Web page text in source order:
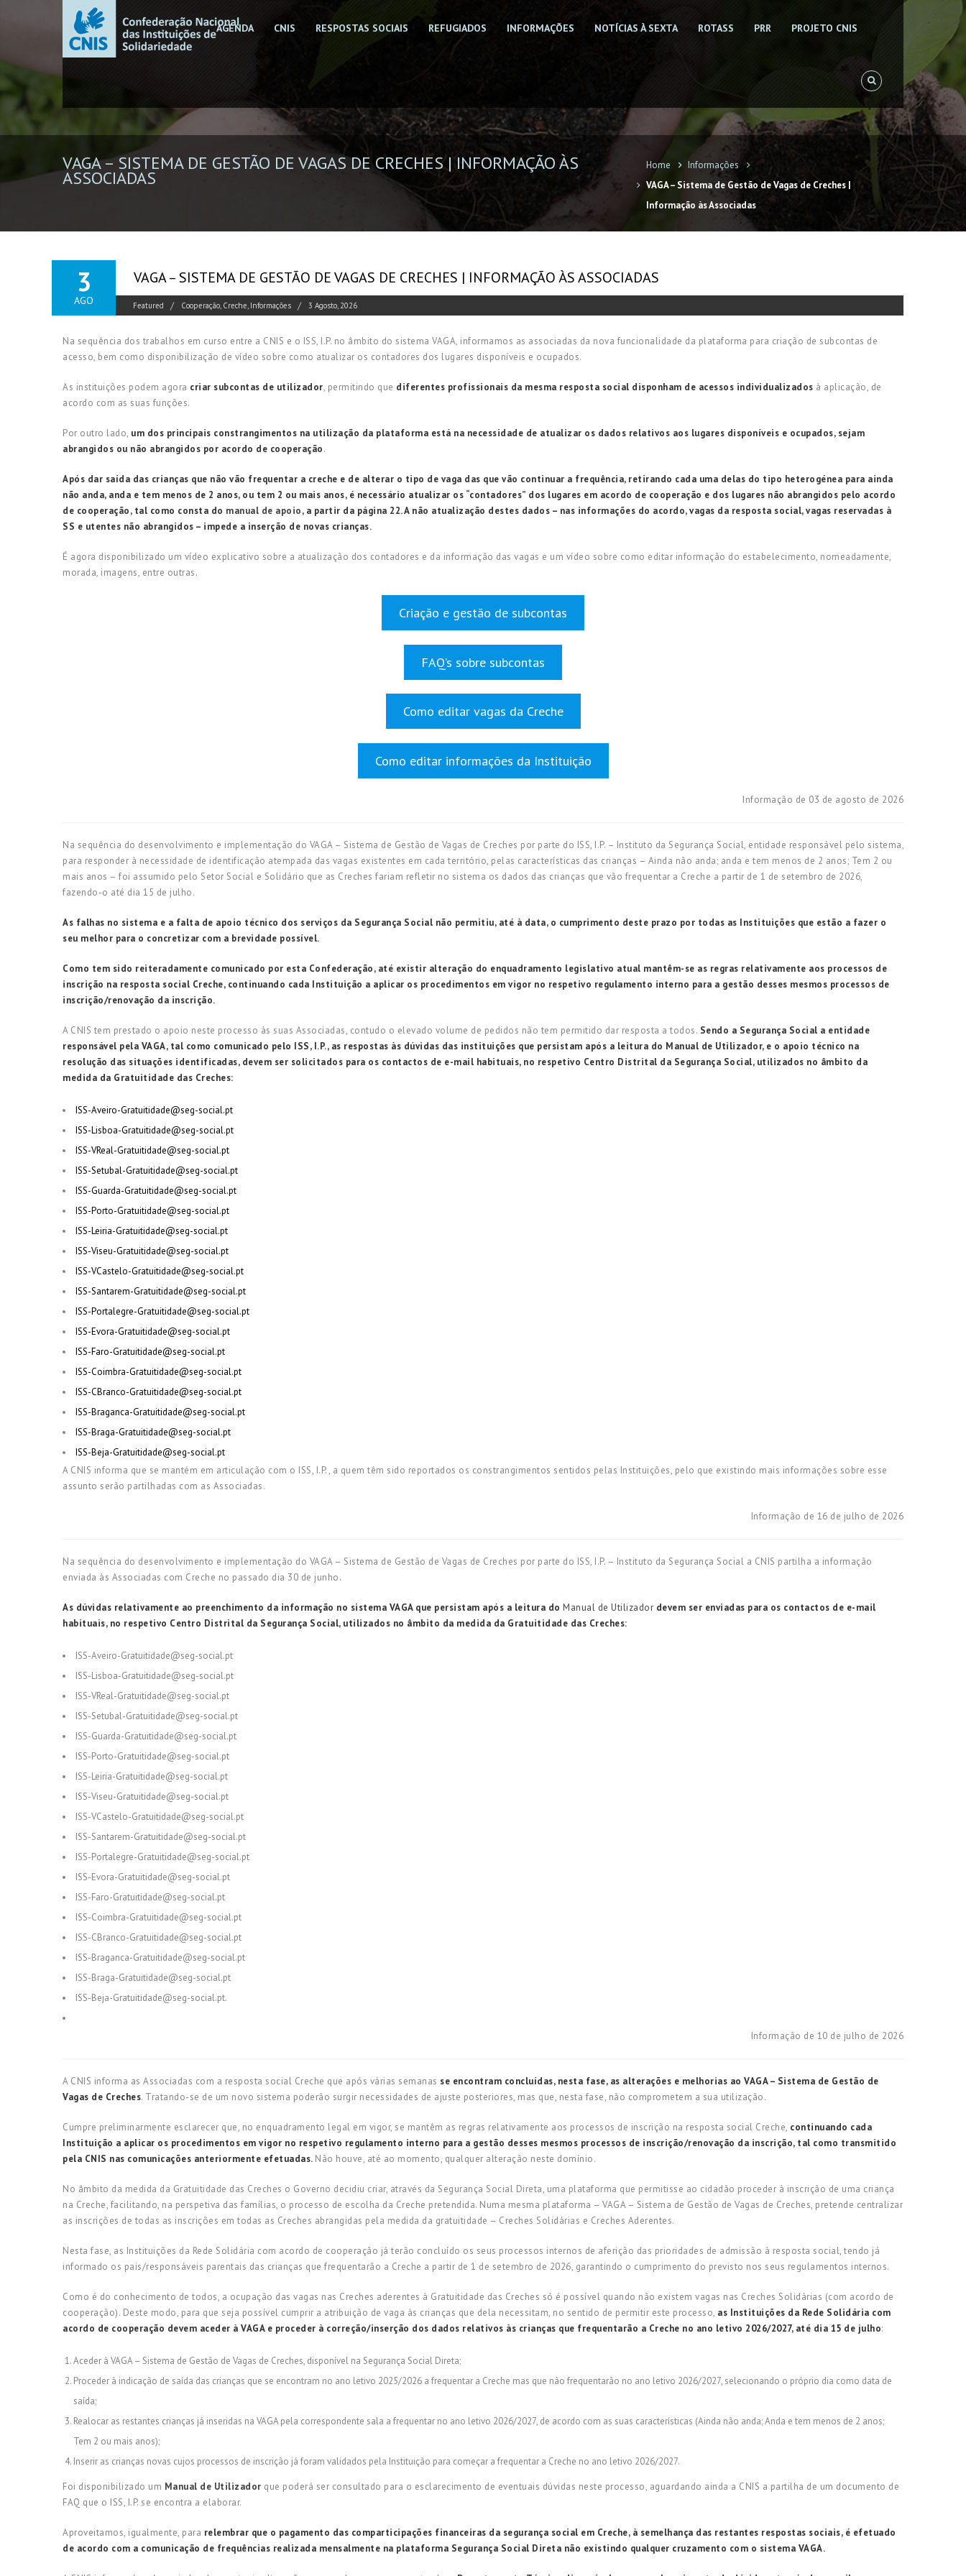
AGENDA CNIS RESPOSTAS SOCIAIS REFUGIADOS INFORMAÇÕES NOTÍCIAS À SEXTA ROTASS PRR PROJETO CNIS
VAGA – SISTEMA DE GESTÃO DE VAGAS DE CRECHES | INFORMAÇÃO ÀS
ASSOCIADAS
Home
Informações
VAGA – Sistema de Gestão de Vagas de Creches |
Informação às Associadas
3
AGO
VAGA – SISTEMA DE GESTÃO DE VAGAS DE CRECHES | INFORMAÇÃO ÀS ASSOCIADAS
Featured Cooperação, Creche, Informações 3 Agosto, 2026
Na sequência dos trabalhos em curso entre a CNIS e o ISS, I.P. no âmbito do sistema VAGA, informamos as associadas da nova funcionalidade da plataforma para criação de subcontas de
acesso, bem como disponibilização de vídeo sobre como atualizar os contadores dos lugares disponíveis e ocupados.
As instituições podem agora criar subcontas de utilizador, permitindo que diferentes profissionais da mesma resposta social disponham de acessos individualizados à aplicação, de
acordo com as suas funções.
Por outro lado, um dos principais constrangimentos na utilização da plataforma está na necessidade de atualizar os dados relativos aos lugares disponíveis e ocupados, sejam
abrangidos ou não abrangidos por acordo de cooperação.
Após dar saída das crianças que não vão frequentar a creche e de alterar o tipo de vaga das que vão continuar a frequência, retirando cada uma delas do tipo heterogénea para ainda
não anda, anda e tem menos de 2 anos, ou tem 2 ou mais anos, é necessário atualizar os “contadores” dos lugares em acordo de cooperação e dos lugares não abrangidos pelo acordo
de cooperação, tal como consta do manual de apoio, a partir da página 22. A não atualização destes dados – nas informações do acordo, vagas da resposta social, vagas reservadas à
SS e utentes não abrangidos – impede a inserção de novas crianças.
É agora disponibilizado um vídeo explicativo sobre a atualização dos contadores e da informação das vagas e um vídeo sobre como editar informação do estabelecimento, nomeadamente,
morada, imagens, entre outras.
Criação e gestão de subcontas
FAQ’s sobre subcontas
Como editar vagas da Creche
Como editar informações da Instituição
Informação de 03 de agosto de 2026
Na sequência do desenvolvimento e implementação do VAGA – Sistema de Gestão de Vagas de Creches por parte do ISS, I.P. – Instituto da Segurança Social, entidade responsável pelo sistema,
para responder à necessidade de identificação atempada das vagas existentes em cada território, pelas características das crianças – Ainda não anda; anda e tem menos de 2 anos; Tem 2 ou
mais anos – foi assumido pelo Setor Social e Solidário que as Creches fariam refletir no sistema os dados das crianças que vão frequentar a Creche a partir de 1 de setembro de 2026,
fazendo-o até dia 15 de julho.
As falhas no sistema e a falta de apoio técnico dos serviços da Segurança Social não permitiu, até à data, o cumprimento deste prazo por todas as Instituições que estão a fazer o
seu melhor para o concretizar com a brevidade possível.
Como tem sido reiteradamente comunicado por esta Confederação, até existir alteração do enquadramento legislativo atual mantêm-se as regras relativamente aos processos de
inscrição na resposta social Creche, continuando cada Instituição a aplicar os procedimentos em vigor no respetivo regulamento interno para a gestão desses mesmos processos de
inscrição/renovação da inscrição.
A CNIS tem prestado o apoio neste processo às suas Associadas, contudo o elevado volume de pedidos não tem permitido dar resposta a todos. Sendo a Segurança Social a entidade
responsável pela VAGA, tal como comunicado pelo ISS, I.P., as respostas às dúvidas das instituições que persistam após a leitura do Manual de Utilizador,e o apoio técnico na
resolução das situações identificadas, devem ser solicitados para os contactos de e-mail habituais, no respetivo Centro Distrital da Segurança Social, utilizados no âmbito da
medida da Gratuitidade das Creches:
ISS-Aveiro-Gratuitidade@seg-social.pt
ISS-Lisboa-Gratuitidade@seg-social.pt
ISS-VReal-Gratuitidade@seg-social.pt
ISS-Setubal-Gratuitidade@seg-social.pt
ISS-Guarda-Gratuitidade@seg-social.pt
ISS-Porto-Gratuitidade@seg-social.pt
ISS-Leiria-Gratuitidade@seg-social.pt
ISS-Viseu-Gratuitidade@seg-social.pt
ISS-VCastelo-Gratuitidade@seg-social.pt
ISS-Santarem-Gratuitidade@seg-social.pt
ISS-Portalegre-Gratuitidade@seg-social.pt
ISS-Evora-Gratuitidade@seg-social.pt
ISS-Faro-Gratuitidade@seg-social.pt
ISS-Coimbra-Gratuitidade@seg-social.pt
ISS-CBranco-Gratuitidade@seg-social.pt
ISS-Braganca-Gratuitidade@seg-social.pt
ISS-Braga-Gratuitidade@seg-social.pt
ISS-Beja-Gratuitidade@seg-social.pt
A CNIS informa que se mantém em articulação com o ISS, I.P., a quem têm sido reportados os constrangimentos sentidos pelas Instituições, pelo que existindo mais informações sobre esse
assunto serão partilhadas com as Associadas.
Informação de 16 de julho de 2026
Na sequência do desenvolvimento e implementação do VAGA – Sistema de Gestão de Vagas de Creches por parte do ISS, I.P. – Instituto da Segurança Social a CNIS partilha a informação
enviada às Associadas com Creche no passado dia 30 de junho.
As dúvidas relativamente ao preenchimento da informação no sistema VAGA que persistam após a leitura do Manual de Utilizador devem ser enviadas para os contactos de e-mail
habituais, no respetivo Centro Distrital da Segurança Social, utilizados no âmbito da medida da Gratuitidade das Creches:
ISS-Aveiro-Gratuitidade@seg-social.pt
ISS-Lisboa-Gratuitidade@seg-social.pt
ISS-VReal-Gratuitidade@seg-social.pt
ISS-Setubal-Gratuitidade@seg-social.pt
ISS-Guarda-Gratuitidade@seg-social.pt
ISS-Porto-Gratuitidade@seg-social.pt
ISS-Leiria-Gratuitidade@seg-social.pt
ISS-Viseu-Gratuitidade@seg-social.pt
ISS-VCastelo-Gratuitidade@seg-social.pt
ISS-Santarem-Gratuitidade@seg-social.pt
ISS-Portalegre-Gratuitidade@seg-social.pt
ISS-Evora-Gratuitidade@seg-social.pt
ISS-Faro-Gratuitidade@seg-social.pt
ISS-Coimbra-Gratuitidade@seg-social.pt
ISS-CBranco-Gratuitidade@seg-social.pt
ISS-Braganca-Gratuitidade@seg-social.pt
ISS-Braga-Gratuitidade@seg-social.pt
ISS-Beja-Gratuitidade@seg-social.pt.
Informação de 10 de julho de 2026
A CNIS informa as Associadas com a resposta social Creche que após várias semanas se encontram concluídas, nesta fase, as alterações e melhorias ao VAGA – Sistema de Gestão de
Vagas de Creches. Tratando-se de um novo sistema poderão surgir necessidades de ajuste posteriores, mas que, nesta fase, não comprometem a sua utilização.
Cumpre preliminarmente esclarecer que, no enquadramento legal em vigor, se mantêm as regras relativamente aos processos de inscrição na resposta social Creche, continuando cada
Instituição a aplicar os procedimentos em vigor no respetivo regulamento interno para a gestão desses mesmos processos de inscrição/renovação da inscrição, tal como transmitido
pela CNIS nas comunicações anteriormente efetuadas. Não houve, até ao momento, qualquer alteração neste domínio.
No âmbito da medida da Gratuitidade das Creches o Governo decidiu criar, através da Segurança Social Direta, uma plataforma que permitisse ao cidadão proceder à inscrição de uma criança
na Creche, facilitando, na perspetiva das famílias, o processo de escolha da Creche pretendida. Numa mesma plataforma – VAGA – Sistema de Gestão de Vagas de Creches, pretende centralizar
as inscrições de todas as inscrições em todas as Creches abrangidas pela medida da gratuitidade – Creches Solidárias e Creches Aderentes.
Nesta fase, as Instituições da Rede Solidária com acordo de cooperação já terão concluído os seus processos internos de aferição das prioridades de admissão à resposta social, tendo já
informado os pais/responsáveis parentais das crianças que frequentarão a Creche a partir de 1 de setembro de 2026, garantindo o cumprimento do previsto nos seus regulamentos internos.
Como é do conhecimento de todos, a ocupação das vagas nas Creches aderentes à Gratuitidade das Creches só é possível quando não existem vagas nas Creches Solidárias (com acordo de
cooperação). Deste modo, para que seja possível cumprir a atribuição de vaga às crianças que dela necessitam, no sentido de permitir este processo, as Instituições da Rede Solidária com
acordo de cooperação devem aceder à VAGA e proceder à correção/inserção dos dados relativos às crianças que frequentarão a Creche no ano letivo 2026/2027, até dia 15 de julho:
Aceder à VAGA – Sistema de Gestão de Vagas de Creches, disponível na Segurança Social Direta;
Proceder à indicação de saída das crianças que se encontram no ano letivo 2025/2026 a frequentar a Creche mas que não frequentarão no ano letivo 2026/2027, selecionando o próprio dia como data de
saída;
Realocar as restantes crianças já inseridas na VAGA pela correspondente sala a frequentar no ano letivo 2026/2027, de acordo com as suas características (Ainda não anda; Anda e tem menos de 2 anos;
Tem 2 ou mais anos);
Inserir as crianças novas cujos processos de inscrição já foram validados pela Instituição para começar a frequentar a Creche no ano letivo 2026/2027.
Foi disponibilizado um Manual de Utilizador que poderá ser consultado para o esclarecimento de eventuais dúvidas neste processo, aguardando ainda a CNIS a partilha de um documento de
FAQ que o ISS, I.P. se encontra a elaborar.
Aproveitamos, igualmente, para relembrar que o pagamento das comparticipações financeiras da segurança social em Creche, à semelhança das restantes respostas sociais, é efetuado
de acordo com a comunicação de frequências realizada mensalmente na plataforma Segurança Social Direta não existindo qualquer cruzamento com o sistema VAGA.